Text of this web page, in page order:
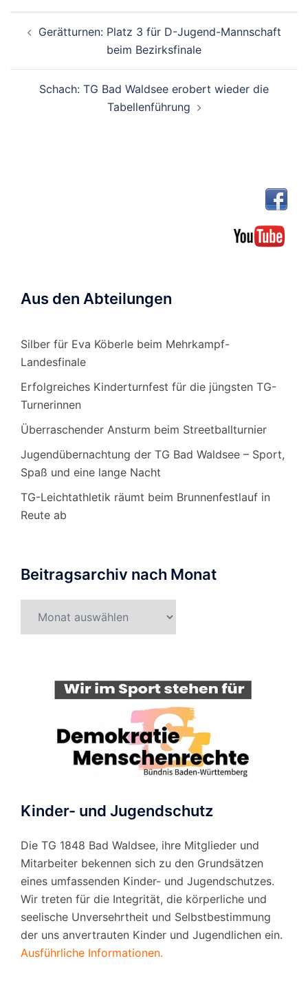
Gerätturnen: Platz 3 für D-Jugend-Mannschaft
beim Bezirksfinale
Schach: TG Bad Waldsee erobert wieder die
Tabellenführung
Aus den Abteilungen
Silber für Eva Köberle beim Mehrkampf-
Landesfinale
Erfolgreiches Kinderturnfest für die jüngsten TG-
Turnerinnen
Überraschender Ansturm beim Streetballturnier
Jugendübernachtung der TG Bad Waldsee – Sport,
Spaß und eine lange Nacht
TG-Leichtathletik räumt beim Brunnenfestlauf in
Reute ab
Beitragsarchiv nach Monat
nach
Kinder- und Jugendschutz
Die TG 1848 Bad Waldsee, ihre Mitglieder und
Mitarbeiter bekennen sich zu den Grundsätzen
eines umfassenden Kinder- und Jugendschutzes.
Wir treten für die Integrität, die körperliche und
seelische Unversehrtheit und Selbstbestimmung
der uns anvertrauten Kinder und Jugendlichen ein.
Ausführliche Informationen.